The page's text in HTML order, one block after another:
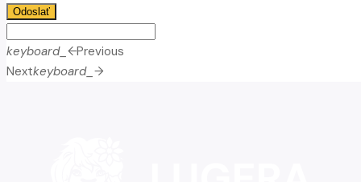
Odoslať
keyboard_arrow_leftPrevious
Nextkeyboard_arrow_right